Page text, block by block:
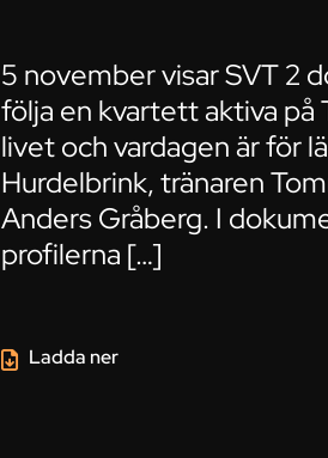
5 november visar SVT 2
följa en kvartett aktiva på
livet och vardagen är för
Hurdelbrink, tränaren
Anders Gråberg. I
profilerna […]
Ladda ner